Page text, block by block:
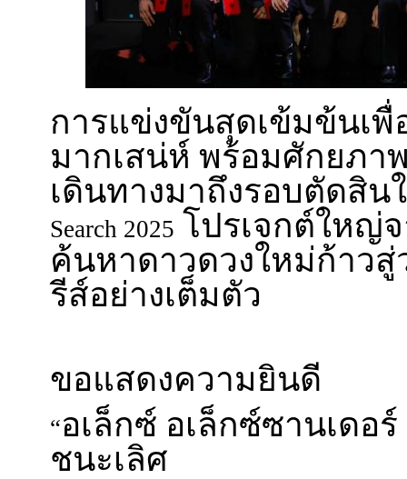
การแข่งขันสุดเข้มข้นเ
มากเสน่ห์ พร้อมศักยภา
เดินทางมาถึงรอบตัดสิน
Search 2025 โปรเจกต์ใหญ่
ค้นหาดาวดวงใหม่ก้าว
รีส์อย่างเต็มตัว
ขอแสดงความยินดี
“อเล็กซ์ อเล็กซ์ซานเดอ
ชนะเลิศ